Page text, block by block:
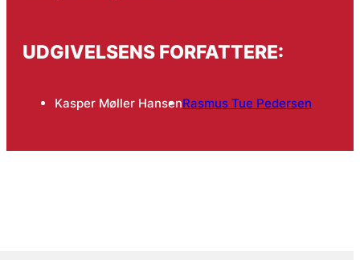
UDGIVELSENS FORFATTERE:
Kasper Møller HansenRasmus Tue Pedersen